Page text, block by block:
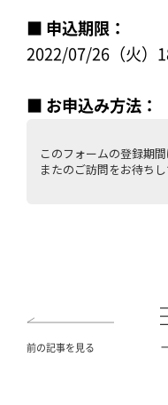
■ 申込期限：
2022/07/26（火）
■ お申込み方法：
前の記事を見る